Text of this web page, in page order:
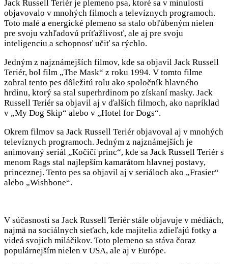
Jack Russell Teriér je plemeno psa, ktoré sa v minulosti
objavovalo v mnohých filmoch a televíznych programoch.
Toto malé a energické plemeno sa stalo obľúbeným nielen
pre svoju vzhľadovú príťažlivosť, ale aj pre svoju
inteligenciu a schopnosť učiť sa rýchlo.
Jedným z najznámejších filmov, kde sa objavil Jack Russell
Teriér, bol film „The Mask“ z roku 1994. V tomto filme
zohral tento pes dôležitú rolu ako spoločník hlavného
hrdinu, ktorý sa stal superhrdinom po získaní masky. Jack
Russell Teriér sa objavil aj v ďalších filmoch, ako napríklad
v „My Dog Skip“ alebo v „Hotel for Dogs“.
Okrem filmov sa Jack Russell Teriér objavoval aj v mnohých
televíznych programoch. Jedným z najznámejších je
animovaný seriál „Kočičí princ“, kde sa Jack Russell Teriér s
menom Rags stal najlepším kamarátom hlavnej postavy,
princeznej. Tento pes sa objavil aj v seriáloch ako „Frasier“
alebo „Wishbone“.
V súčasnosti sa Jack Russell Teriér stále objavuje v médiách,
najmä na sociálnych sieťach, kde majitelia zdieľajú fotky a
videá svojich miláčikov. Toto plemeno sa stáva čoraz
populárnejším nielen v USA, ale aj v Európe.